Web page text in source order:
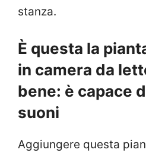
stanza.
È questa la
in camera da
bene: è capace
suoni
Aggiungere questa